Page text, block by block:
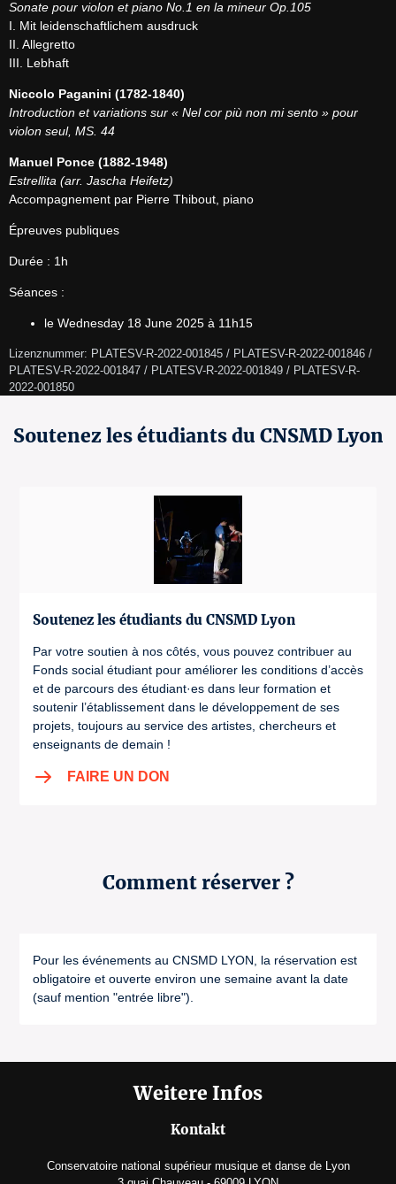
Sonate pour violon et piano No.1 en la mineur Op.105
I. Mit leidenschaftlichem ausdruck
II. Allegretto
III. Lebhaft
Niccolo Paganini (1782-1840)
Introduction et variations sur « Nel cor più non mi sento » pour
violon seul, MS. 44
Manuel Ponce (1882-1948)
Estrellita (arr. Jascha Heifetz)
Accompagnement par Pierre Thibout, piano
Épreuves publiques
Durée : 1h
Séances :
le Wednesday 18 June 2025 à 11h15
Lizenznummer: PLATESV-R-2022-001845 / PLATESV-R-2022-001846 /
PLATESV-R-2022-001847 / PLATESV-R-2022-001849 / PLATESV-R-
2022-001850
Soutenez les étudiants du CNSMD Lyon
Soutenez les étudiants du CNSMD Lyon
Par votre soutien à nos côtés, vous pouvez contribuer au
Fonds social étudiant pour améliorer les conditions d’accès
et de parcours des étudiant·es dans leur formation et
soutenir l’établissement dans le développement de ses
projets, toujours au service des artistes, chercheurs et
enseignants de demain !
FAIRE UN DON
Comment réserver ?
Pour les événements au CNSMD LYON, la réservation est
obligatoire et ouverte environ une semaine avant la date
(sauf mention "entrée libre").
Weitere Infos
Kontakt
Conservatoire national supérieur musique et danse de Lyon